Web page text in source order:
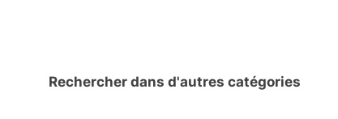
Rechercher dans d'autres catégories